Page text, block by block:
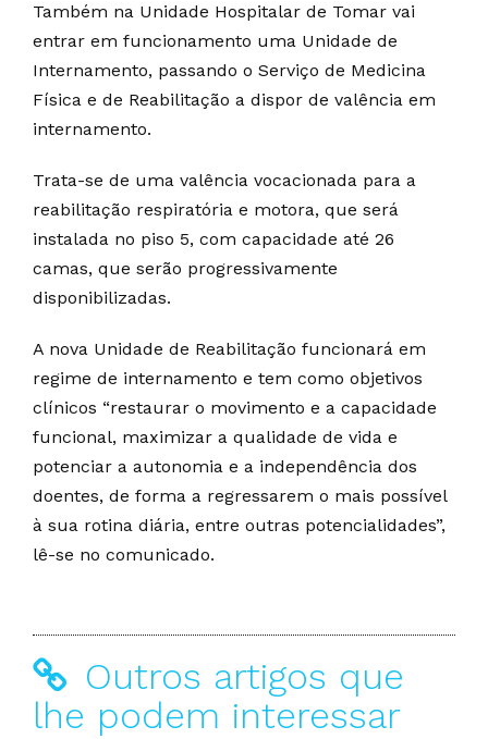
Também na Unidade Hospitalar de Tomar vai
entrar em funcionamento uma Unidade de
Internamento, passando o Serviço de Medicina
Física e de Reabilitação a dispor de valência em
internamento.
Trata-se de uma valência vocacionada para a
reabilitação respiratória e motora, que será
instalada no piso 5, com capacidade até 26
camas, que serão progressivamente
disponibilizadas.
A nova Unidade de Reabilitação funcionará em
regime de internamento e tem como objetivos
clínicos “restaurar o movimento e a capacidade
funcional, maximizar a qualidade de vida e
potenciar a autonomia e a independência dos
doentes, de forma a regressarem o mais possível
à sua rotina diária, entre outras potencialidades”,
lê-se no comunicado.
Outros artigos que
lhe podem interessar